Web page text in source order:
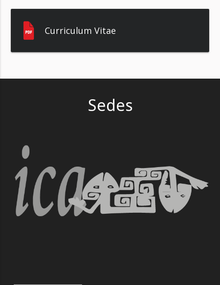
Curriculum Vitae
Sedes